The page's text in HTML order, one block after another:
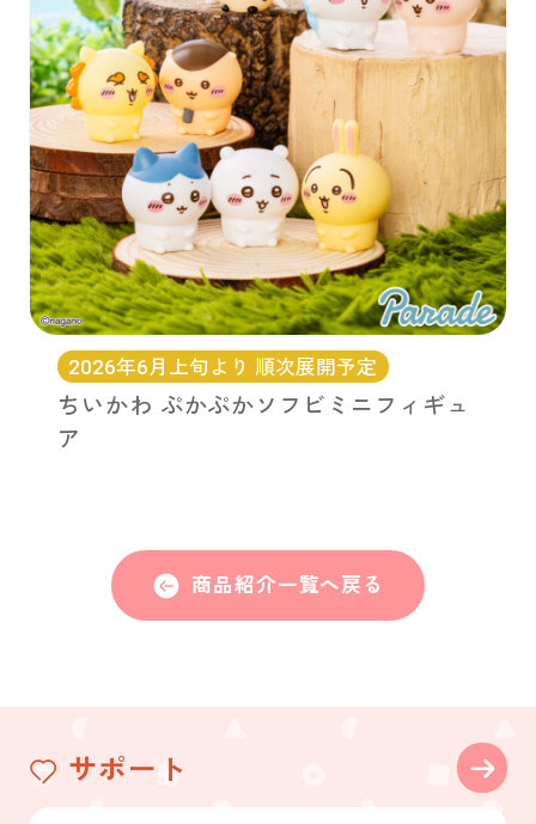
2026年6月上旬より 順次展開予定
ちいかわ ぷかぷかソフビミニフィギュ
ア
商品紹介一覧へ戻る
サポート